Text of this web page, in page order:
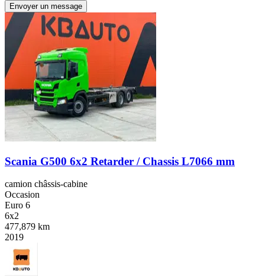
Envoyer un message
Scania G500 6x2 Retarder / Chassis L7066 mm
camion châssis-cabine
Occasion
Euro 6
6x2
477,879 km
2019